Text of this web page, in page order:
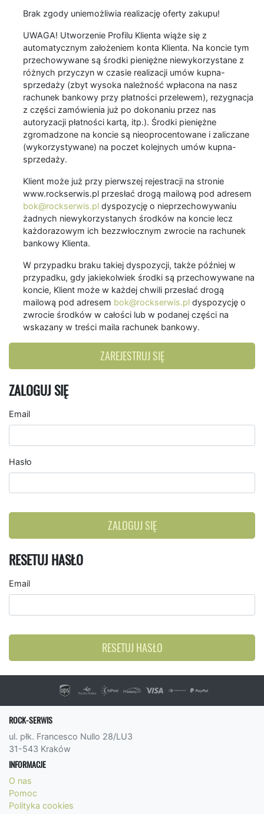
Brak zgody uniemożliwia realizację oferty zakupu!
UWAGA! Utworzenie Profilu Klienta wiąże się z
automatycznym założeniem konta Klienta. Na koncie tym
przechowywane są środki pieniężne niewykorzystane z
różnych przyczyn w czasie realizacji umów kupna-
sprzedaży (zbyt wysoka należność wpłacona na nasz
rachunek bankowy przy płatności przelewem), rezygnacja
z części zamówienia już po dokonaniu przez nas
autoryzacji płatności kartą, itp.). Środki pieniężne
zgromadzone na koncie są nieoprocentowane i zaliczane
(wykorzystywane) na poczet kolejnych umów kupna-
sprzedaży.
Klient może już przy pierwszej rejestracji na stronie
www.rockserwis.pl przesłać drogą mailową pod adresem
bok@rockserwis.pl dyspozycję o nieprzechowywaniu
żadnych niewykorzystanych środków na koncie lecz
każdorazowym ich bezzwłocznym zwrocie na rachunek
bankowy Klienta.
W przypadku braku takiej dyspozycji, także później w
przypadku, gdy jakiekolwiek środki są przechowywane na
koncie, Klient może w każdej chwili przesłać drogą
mailową pod adresem bok@rockserwis.pl dyspozycję o
zwrocie środków w całości lub w podanej części na
wskazany w treści maila rachunek bankowy.
ZAREJESTRUJ SIĘ
ZALOGUJ SIĘ
Email
Hasło
ZALOGUJ SIĘ
RESETUJ HASŁO
Email
RESETUJ HASŁO
ROCK-SERWIS
ul. płk. Francesco Nullo 28/LU3
31-543 Kraków
INFORMACJE
O nas
Pomoc
Polityka cookies